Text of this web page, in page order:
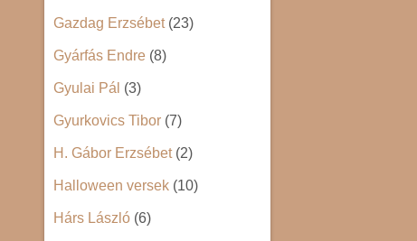
Gazdag Erzsébet(23)
Gyárfás Endre (8)
Gyulai Pál (3)
Gyurkovics Tibor (7)
H. Gábor Erzsébet(2)
Halloween versek (10)
Hárs László (6)